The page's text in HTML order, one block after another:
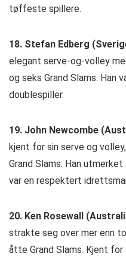
tøffeste spillere.
18. Stefan Edberg
elegant serve-og-volley
og seks Grand Slams. Han
doublespiller.
19. John Newcombe
kjent for sin serve og
Grand Slams. Han
var en respektert
20. Ken Rosewall
strakte seg over mer enn
åtte Grand Slams. Kjent